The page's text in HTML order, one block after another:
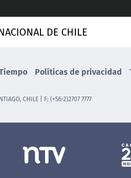
DE CHILE
Políticas de privacidad
CHILE | F: (+56-2)2707 7777